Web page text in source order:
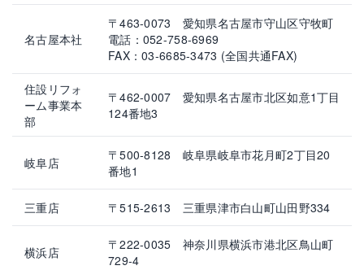
名古屋本社
〒463-0073 愛知県名古屋市守山区守牧町
電話：052-758-6969
FAX：03-6685-3473 (全国共通FAX)
住設リフォ
ーム事業本
部
〒462-0007 愛知県名古屋市北区如意1丁目
124番地3
岐阜店
〒500-8128 岐阜県岐阜市花月町2丁目20
番地1
三重店 〒515-2613 三重県津市白山町山田野334
横浜店
〒222-0035 神奈川県横浜市港北区鳥山町
729-4